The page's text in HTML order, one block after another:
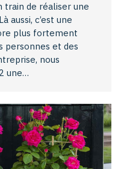
train de réaliser une
aussi, c’est une
plus fortement
personnes et des
nous
une…